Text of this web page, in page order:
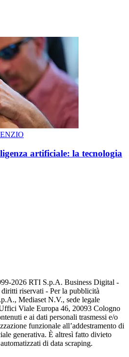
artificiale: la tecnologia
2026 RTI S.p.A. Business Digital -
riservati - Per la pubblicità
Mediaset N.V., sede legale
Viale Europa 46, 20093 Cologno
e ai dati personali trasmessi e/o
funzionale all’addestramento di
generativa. È altresì fatto divieto
di data scraping.